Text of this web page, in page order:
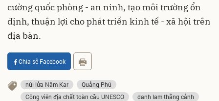
cường quốc phòng - an ninh, tạo môi trường ổn
định, thuận lợi cho phát triển kinh tế - xã hội trên
địa bàn.
Chia sẻ Facebook
núi lửa Nâm Kar
Quảng Phú
Công viên địa chất toàn cầu UNESCO
danh lam thắng cảnh